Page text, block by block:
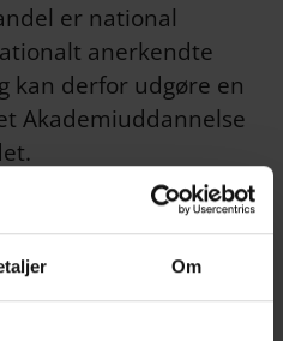
Om
er national
anerkendte
kan derfor udgøre en
Akademiuddannelse
på strategier
og øge